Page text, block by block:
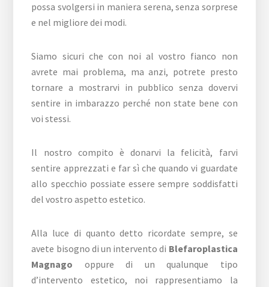
possa svolgersi in maniera serena, senza sorprese
e nel migliore dei modi.
Siamo sicuri che con noi al vostro fianco non
avrete mai problema, ma anzi, potrete presto
tornare a mostrarvi in pubblico senza dovervi
sentire in imbarazzo perché non state bene con
voi stessi.
Il nostro compito è donarvi la felicità, farvi
sentire apprezzati e far sì che quando vi guardate
allo specchio possiate essere sempre soddisfatti
del vostro aspetto estetico.
Alla luce di quanto detto ricordate sempre, se
avete bisogno di un intervento di Blefaroplastica
Magnago oppure di un qualunque tipo
d’intervento estetico, noi rappresentiamo la